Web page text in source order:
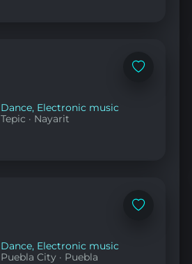
Add
Dance, Electronic music
Tepic · Nayarit
Add
Dance, Electronic music
Puebla City · Puebla